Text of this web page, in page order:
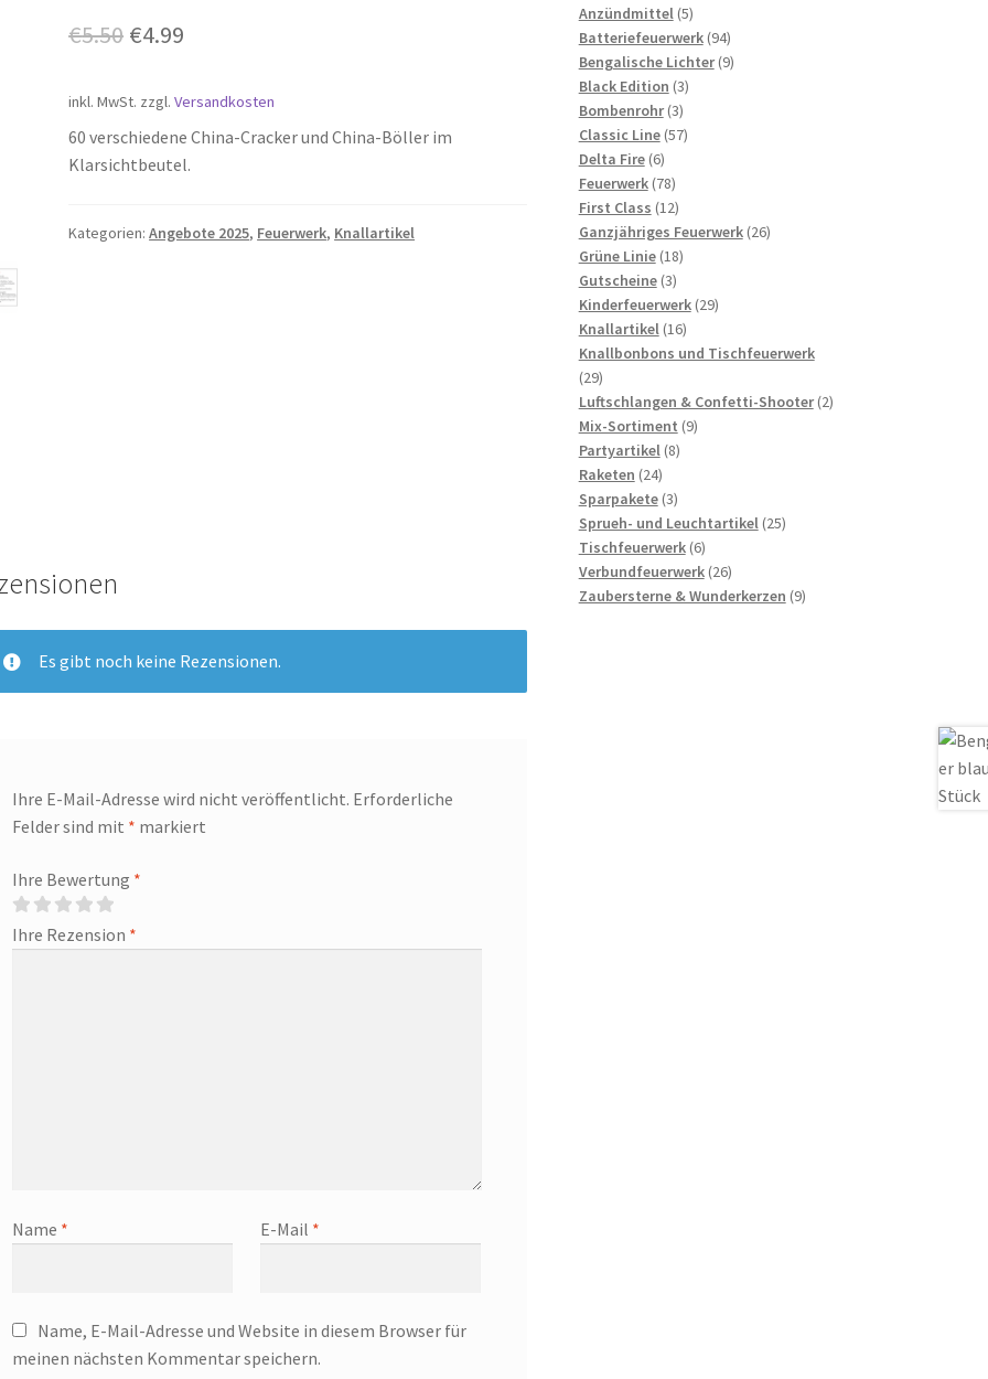
€5.50 Ursprünglicher
war:
€5.50
€4.99
ist:
€4.99.
inkl. MwSt. zzgl.Versandkosten
60 verschiedene China-Cracker und China-Böller im
Klarsichtbeutel.
Kategorien:Angebote 2025, Feuerwerk, Knallartikel
Es gibt noch keine Rezensionen.
Ihre E-Mail-Adresse wird nicht veröffentlicht. Erforderliche
Felder sind mit * markiert
Ihre Bewertung *
Ihre Rezension *
Name * E-Mail *
Name, E-Mail-Adresse und Website in diesem Browser für
meinen nächsten Kommentar speichern.
Anzündmittel 55
Produkte
Batteriefeuerwerk 9494
Produkte
Bengalische Lichter 99
Black Edition 33
Bombenrohr 33
Produkte
Classic Line 5757
Delta Fire 66
Produkte
Feuerwerk 7878
Produkte
First Class 1212
Produkte
Ganzjähriges Feuerwerk 2626
Grüne Linie 1818
Gutscheine 33
Produkte
Kinderfeuerwerk 2929
Knallartikel 1616
Produkte
Knallbonbons und Tischfeuerwerk
2929
Produkte
Luftschlangen & Confetti-Shooter 22
Mix-Sortiment 99
Partyartikel 88
Raketen 2424
Produkte
Sparpakete 33
Produkte
Sprueh- und Leuchtartikel 2525
Tischfeuerwerk 66
Produkte
Verbundfeuerwerk 2626
Produkte
Zaubersterne & Wunderkerzen 99